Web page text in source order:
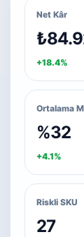
Net Kâr
+18.4%
Ortalama
%32
+4.1%
Riskli SKU
27